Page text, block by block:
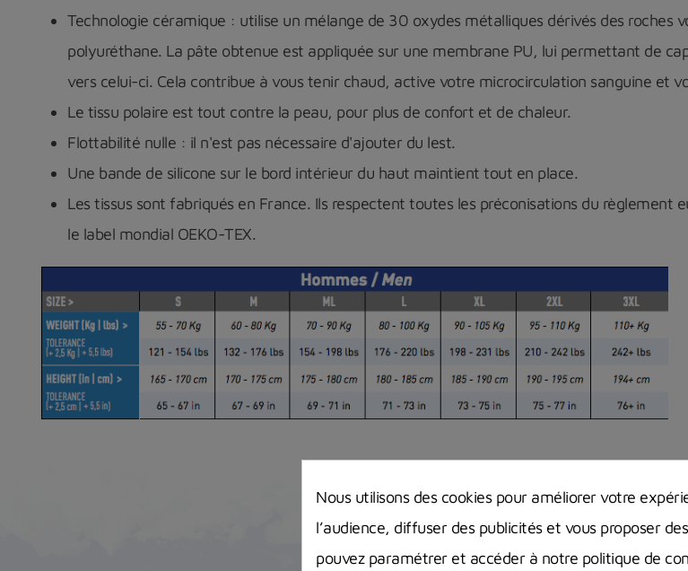
Technologie céramique : utilise un mélange de 30 oxydes métalliques dérivés des roches
polyuréthane. La pâte obtenue est appliquée sur une membrane PU, lui permettant de
vers celui-ci. Cela contribue à vous tenir chaud, active votre microcirculation sanguine et
Le tissu polaire est tout contre la peau, pour plus de confort et de chaleur.
Flottabilité nulle : il n'est pas nécessaire d'ajouter du lest.
Une bande de silicone sur le bord intérieur du haut maintient tout en place.
Les tissus sont fabriqués en France. Ils respectent toutes les préconisations du règlement
le label mondial OEKO-TEX.
Nous utilisons des cookies pour améliorer votre
l’audience, diffuser des publicités et vous proposer
pouvez paramétrer et accéder à notre politique de